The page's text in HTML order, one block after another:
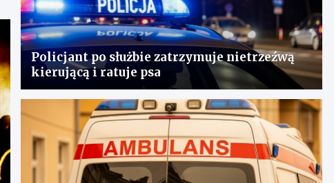
Policjant po służbie zatrzymuje nietrzeźwą
kierującą i ratuje psa